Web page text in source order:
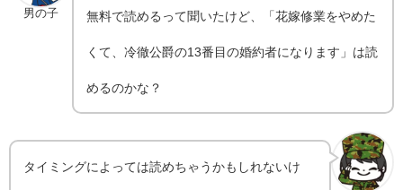
男の子 無料で読めるって聞いたけど、「花嫁修業をやめた
くて、冷徹公爵の13番目の婚約者になります」は読
めるのかな？
タイミングによっては読めちゃうかもしれないけ